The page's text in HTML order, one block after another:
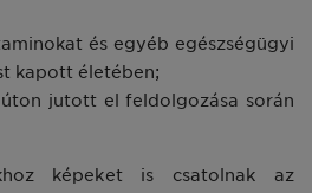
és egyéb egészségügyi
kapott életében;
jutott el feldolgozása során
képeket is csatolnak az